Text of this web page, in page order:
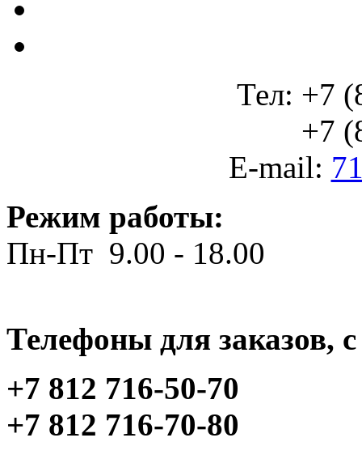
Тел: +7
+7
E-mail:
Режим работы:
Пн-Пт 9.00 - 18.00
Телефоны для заказов,
+7 812 716-50-70
+7 812 716-70-80